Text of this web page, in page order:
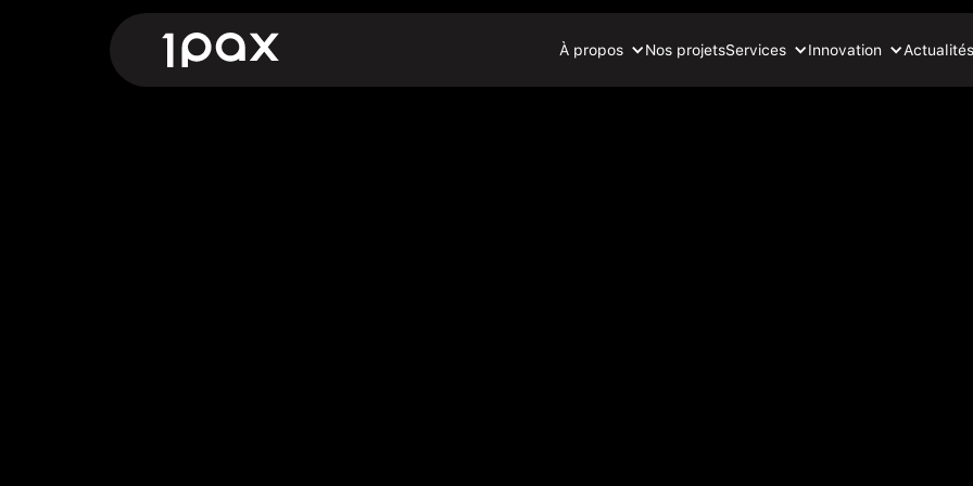
À propos Nos projetsServices Innovation Actualités